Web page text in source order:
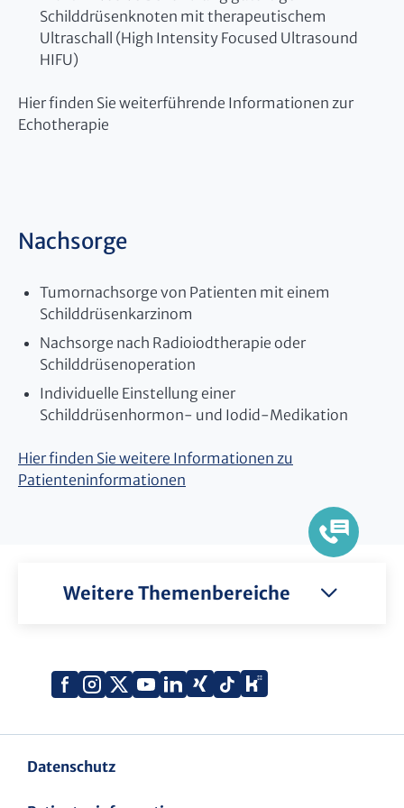
Schilddrüsenknoten mit therapeutischem
Ultraschall (High Intensity Focused Ultrasound
HIFU)
Hier finden Sie weiterführende Informationen zur
Echotherapie
Nachsorge
Tumornachsorge von Patienten mit einem
Schilddrüsenkarzinom
Nachsorge nach Radioiodtherapie oder
Schilddrüsenoperation
Individuelle Einstellung einer
Schilddrüsenhormon- und Iodid-Medikation
Hier finden Sie weitere Informationen zu
Patienteninformationen
Weitere Themenbereiche
Facebook
Instagram
X
YouTube
LinkedIn
Xing TiktokKununu
Datenschutz